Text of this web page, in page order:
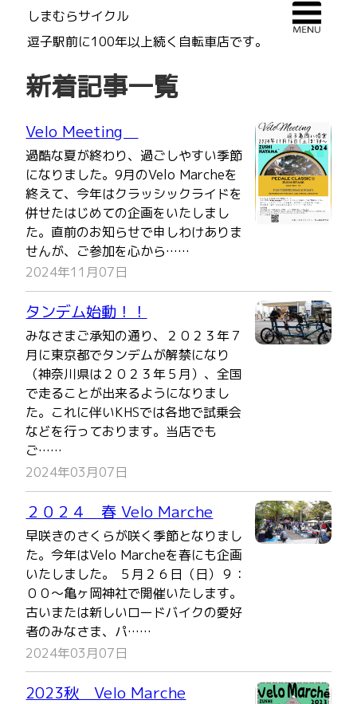
しまむらサイクル
逗子駅前に100年以上続く自転車店です。
新着記事一覧
Velo Meeting
過酷な夏が終わり、過ごしやすい季節
になりました。9月のVelo Marcheを
終えて、今年はクラッシックライドを
併せたはじめての企画をいたしまし
た。直前のお知らせで申しわけありま
せんが、ご参加を心から……
2024年11月07日
タンデム始動！！
みなさまご承知の通り、２０２３年７
月に東京都でタンデムが解禁になり
（神奈川県は２０２３年５月）、全国
で走ることが出来るようになりまし
た。これに伴いKHSでは各地で試乗会
などを行っております。当店でも
ご……
2024年03月07日
２０２４ 春 Velo Marche
早咲きのさくらが咲く季節となりまし
た。今年はVelo Marcheを春にも企画
いたしました。 ５月２６日（日）９：
００～亀ヶ岡神社で開催いたします。
古いまたは新しいロードバイクの愛好
者のみなさま、パ……
2024年03月07日
2023秋 Velo Marche